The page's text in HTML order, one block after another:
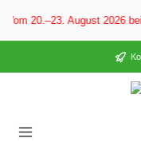
springen
20.–23. August 2026 beim